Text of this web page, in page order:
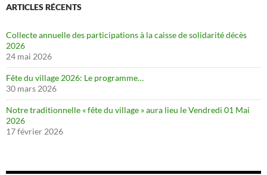
ARTICLES RÉCENTS
Collecte annuelle des participations à la caisse de solidarité décès
2026
24 mai 2026
Fête du village 2026: Le programme…
30 mars 2026
Notre traditionnelle « fête du village » aura lieu le Vendredi 01 Mai
2026
17 février 2026